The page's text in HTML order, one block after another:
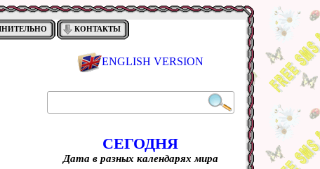
КОНТАКТЫ
ENGLISH VERSION
СЕГОДНЯ
Дата в разных календарях мира